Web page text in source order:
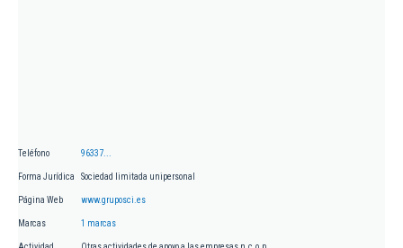
Teléfono 96337...
Forma Jurídica Sociedad limitada unipersonal
Página Web www.gruposci.es
Marcas 1 marcas